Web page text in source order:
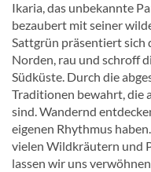
Ikaria, das unbekannte
bezaubert mit seiner
Sattgrün präsentiert sich
Norden, rau und schroff
Südküste. Durch die
Traditionen bewahrt, die
sind. Wandernd
eigenen Rhythmus
vielen Wildkräutern und
lassen wir uns